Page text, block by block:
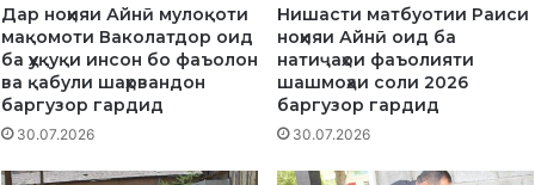
а
й
р
о
д
У
М
У
Р
Я
Дар ноҳияи Айнӣ мулоқоти
мақомоти Ваколатдор оид
ба ҳуқуқи инсон бо фаъолон
ва қабули шаҳрвандон
баргузор гардид
30.07.2026
Нишасти матбуотии Раиси
ноҳияи Айнӣ оид ба
натиҷаҳои фаъолияти
шашмоҳаи соли 2026
баргузор гардид
30.07.2026